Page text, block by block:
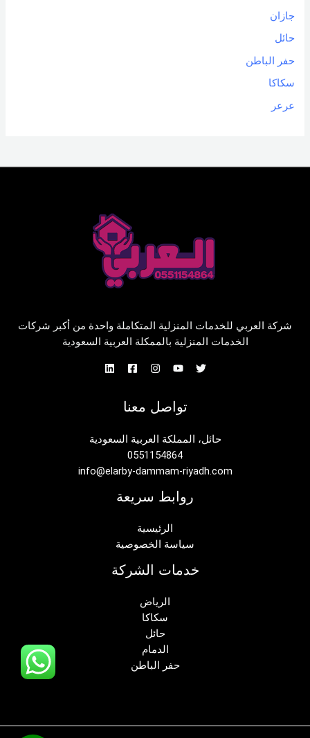
جازان
حائل
حفر الباطن
سكاكا
عرعر
شركة العربي للخدمات المنزلية المتكاملة واحدة من أكبر شركات
الخدمات المنزلية بالممكلة العربية السعودية
تواصل معنا
حائل، المملكة العربية السعودية
0551154864
info@elarby-dammam-riyadh.com
روابط سريعة
الرئيسية
سياسة الخصوصية
خدمات الشركة
الرياض
سكاكا
حائل
الدمام
حفر الباطن